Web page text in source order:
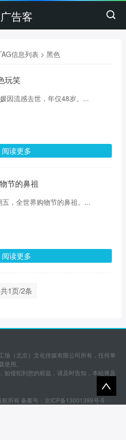
广告客
信息列表 > 黑色
玩笑
因流感去世，年仅48岁。...
阅读更多
节的鼻祖
五，全世界购物节的鼻祖。...
阅读更多
共1页/2条
场（北京）文化传媒有限公司所有，任何单
用。
如侵犯到您的权益，请及时告知，本站将及
所有 备案号： 京ICP备13001399号-5